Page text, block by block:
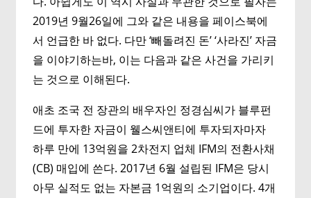
2019년 9월26일에 그와 같은 내용을 페이스북에
서 언급한 바 없다. 다만 ‘빼돌려진 돈’ ‘사라진’ 자금
을 이야기하는바, 이는 다음과 같은 사건을 가리키
는 것으로 이해된다.
애초 조국 전 장관의 배우자인 정경심씨가 블루펀
드에 투자한 자금이 웰스씨앤티에 투자되자마자
하루 만에 13억원을 2차전지 업체 IFM의 전환사채
(CB) 매입에 쓴다. 2017년 6월 설립된 IFM은 당시
아무 실적도 없는 자본금 1억원의 소기업이다. 4개